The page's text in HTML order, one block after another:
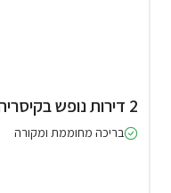
2 דירות נופש בקיסריה
בריכה מחוממת ומקורה